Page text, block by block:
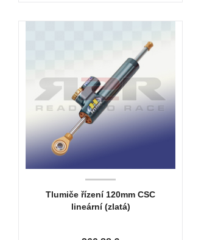
Tlumiče řízení 120mm CSC
lineární (zlatá)